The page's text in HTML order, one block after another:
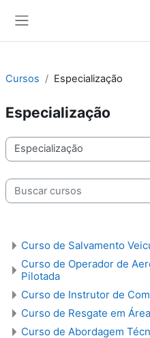
Cursos Especialização
Especialização
Categorias de Cursos
Buscar cursos
Curso de Salvamento
Curso de Operador de
Pilotada
Curso de Instrutor de
Curso de Resgate em
Curso de Abordagem